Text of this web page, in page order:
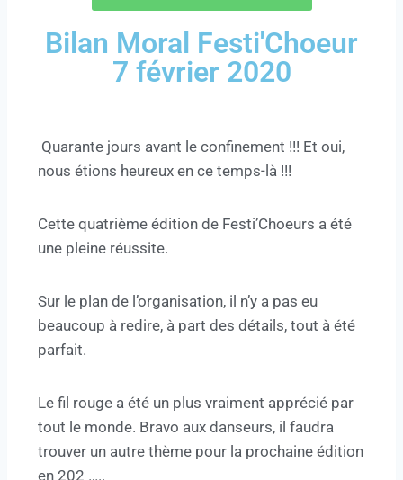
Bilan Moral Festi'Choeur
7 février 2020
Quarante jours avant le confinement !!! Et oui,
nous étions heureux en ce temps-là !!!
Cette quatrième édition de Festi’Choeurs a été
une pleine réussite.
Sur le plan de l’organisation, il n’y a pas eu
beaucoup à redire, à part des détails, tout à été
parfait.
Le fil rouge a été un plus vraiment apprécié par
tout le monde. Bravo aux danseurs, il faudra
trouver un autre thème pour la prochaine édition
en 202 …..